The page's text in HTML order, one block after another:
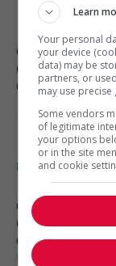
Directeur
Chilliwack, BC
(177 km)
Cadres
Ice river
millwright
Chilliwack
(181 km)
Construction,
manutention
Learn
Your personal
your device
data) may be
partners, or
may use
Some vendors
of legitimate
your options
or in the site
and cookie